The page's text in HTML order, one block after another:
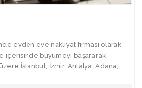
evden eve nakliyat firması olarak
içerisinde büyümeyi başararak
İstanbul, İzmir, Antalya, Adana,